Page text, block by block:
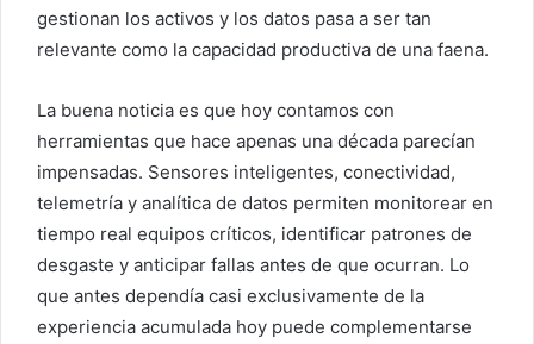
gestionan los activos y los datos pasa a ser tan
relevante como la capacidad productiva de una faena.
La buena noticia es que hoy contamos con
herramientas que hace apenas una década parecían
impensadas. Sensores inteligentes, conectividad,
telemetría y analítica de datos permiten monitorear en
tiempo real equipos críticos, identificar patrones de
desgaste y anticipar fallas antes de que ocurran. Lo
que antes dependía casi exclusivamente de la
experiencia acumulada hoy puede complementarse